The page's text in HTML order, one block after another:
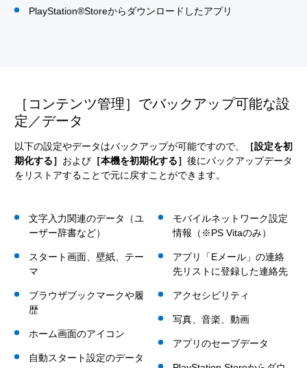
PlayStation®Storeからダウンロードしたアプリ
［コンテンツ管理］でバックアップ可能な設
定／データ
以下の設定やデータはバックアップが可能ですので、
［設定を初
期化する］ および ［本機を初期化する］ 後にバックアップデータ
をリストアすることで元に戻すことができます。
文字入力関連のデータ（ユ
ーザー辞書など）
スタート画面、壁紙、テー
マ
ブラウザブックマークや履
歴
ホーム画面のアイコン
自動スタート設定のデータ
モバイルネットワーク設定
情報（※PS Vitaのみ）
アプリ「Eメール」の連絡
先リストに登録した連絡先
アクセシビリティ
写真、音楽、動画
アプリのセーブデータ